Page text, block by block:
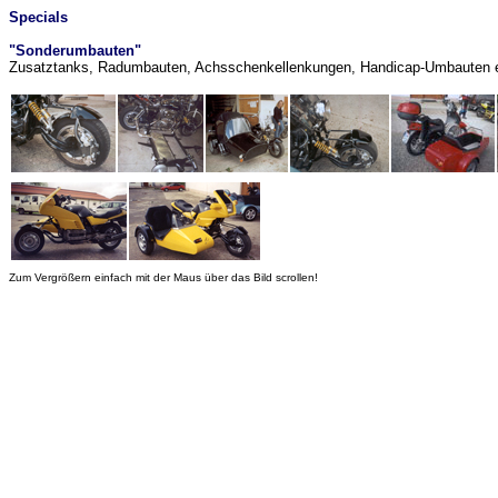
Specials
"Sonderumbauten"
Zusatztanks, Radumbauten, Achsschenkellenkungen, Handicap-Umbauten
Zum Vergrößern einfach mit der Maus über das Bild scrollen!